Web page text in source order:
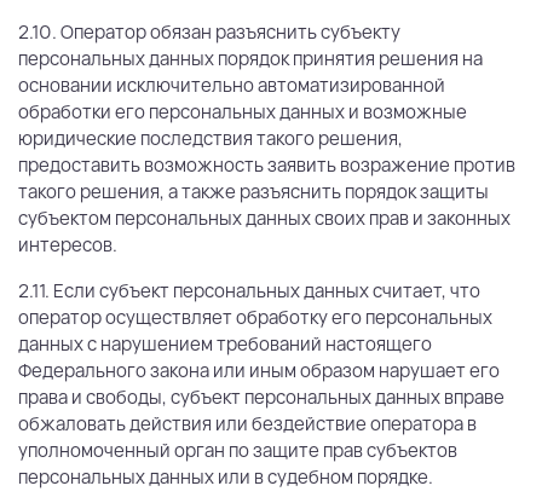
2.10. Оператор обязан разъяснить субъекту
персональных данных порядок принятия решения на
основании исключительно автоматизированной
обработки его персональных данных и возможные
юридические последствия такого решения,
предоставить возможность заявить возражение против
такого решения, а также разъяснить порядок защиты
субъектом персональных данных своих прав и законных
интересов.
2.11. Если субъект персональных данных считает, что
оператор осуществляет обработку его персональных
данных с нарушением требований настоящего
Федерального закона или иным образом нарушает его
права и свободы, субъект персональных данных вправе
обжаловать действия или бездействие оператора в
уполномоченный орган по защите прав субъектов
персональных данных или в судебном порядке.